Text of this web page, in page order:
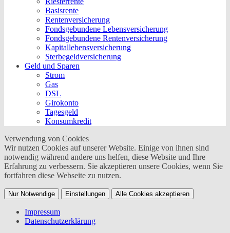
Basisrente
Rentenversicherung
Fondsgebundene Lebensversicherung
Fondsgebundene Rentenversicherung
Kapitallebensversicherung
Sterbegeldversicherung
Geld und Sparen
Strom
Gas
DSL
Girokonto
Tagesgeld
Konsumkredit
Verwendung von Cookies
Wir nutzen Cookies auf unserer Website. Einige von ihnen sind
notwendig während andere uns helfen, diese Website und Ihre
Erfahrung zu verbessern. Sie akzeptieren unsere Cookies, wenn Sie
fortfahren diese Webseite zu nutzen.
Nur Notwendige Einstellungen Alle Cookies akzeptieren
Impressum
Datenschutzerklärung